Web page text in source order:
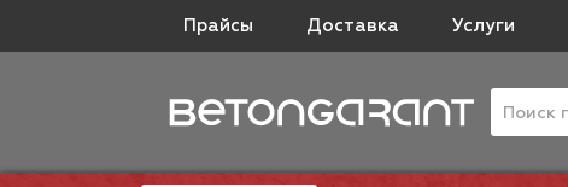
Прайсы Доставка Услуги